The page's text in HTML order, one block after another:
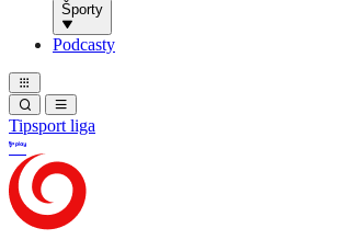
Športy
Podcasty
Tipsport liga